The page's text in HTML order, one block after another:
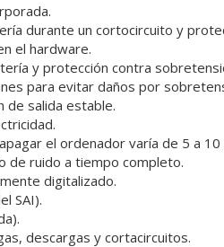
durante un cortocircuito y
el hardware.
y protección contra
para evitar daños por
de salida estable.
el ordenador varía de 5 a 10
de ruido a tiempo completo.
digitalizado.
SAI).
descargas y cortacircuitos.